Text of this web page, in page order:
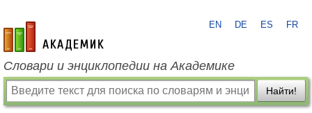
academic.ru
EN DE ES FR
Словари и энциклопедии на Академике
Найти!